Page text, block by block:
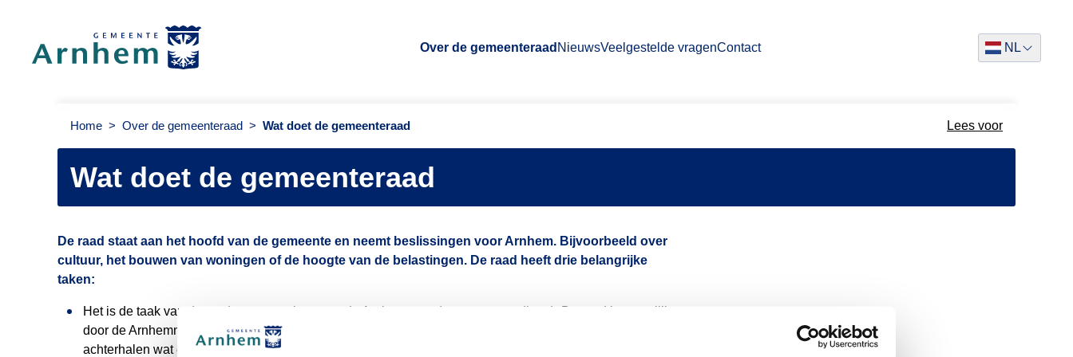
Over de gemeenteraad NieuwsVeelgestelde vragenContact
NL
Dutch
Home > Over de gemeenteraad > Wat doet de gemeenteraad Lees voor
Wat doet de gemeenteraad
De raad staat aan het hoofd van de gemeente en neemt beslissingen voor Arnhem. Bijvoorbeeld over
cultuur, het bouwen van woningen of de hoogte van de belastingen. De raad heeft drie belangrijke
taken:
Het is de taak van de raad om te spreken voor de Arnhemmers (vertegenwoordigen). De raad is namelijk
door de Arnhemmers gekozen. Raadsleden zijn in contact met andere Arnhemmers om zo te
achterhalen wat er speelt in de stad. Bij het nemen van beslissingen kunnen de raadsleden de belangen